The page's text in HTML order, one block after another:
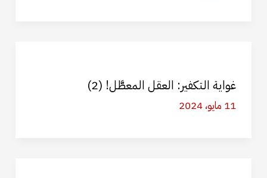
غواية التكفير: العقل المعطَّل! (2)
11 مايو، 2024